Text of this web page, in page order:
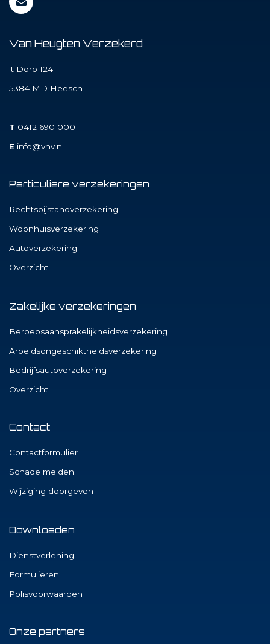
Van Heugten Verzekerd
't Dorp 124
5384 MD Heesch
T 0412 690 000
E info@vhv.nl
Particuliere verzekeringen
Rechtsbijstandverzekering
Woonhuisverzekering
Autoverzekering
Overzicht
Zakelijke verzekeringen
Beroepsaansprakelijkheidsverzekering
Arbeidsongeschiktheidsverzekering
Bedrijfsautoverzekering
Overzicht
Contact
Contactformulier
Schade melden
Wijziging doorgeven
Downloaden
Dienstverlening
Formulieren
Polisvoorwaarden
Onze partners